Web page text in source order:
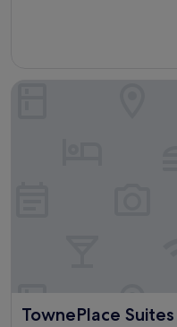
TownePlace
TownePlace Suites
TownePlace Suites Monroe